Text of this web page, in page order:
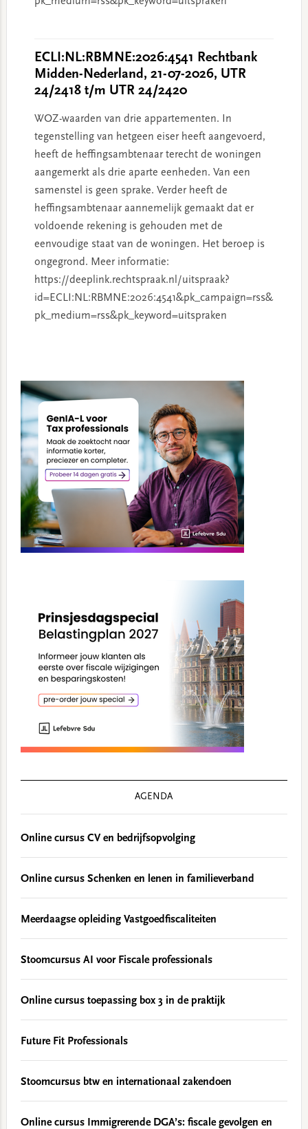
ECLI:NL:RBMNE:2026:4541 Rechtbank
Midden-Nederland, 21-07-2026, UTR
24/2418 t/m UTR 24/2420
WOZ-waarden van drie appartementen. In
tegenstelling van hetgeen eiser heeft aangevoerd,
heeft de heffingsambtenaar terecht de woningen
aangemerkt als drie aparte eenheden. Van een
samenstel is geen sprake. Verder heeft de
heffingsambtenaar aannemelijk gemaakt dat er
voldoende rekening is gehouden met de
eenvoudige staat van de woningen. Het beroep is
ongegrond. Meer informatie:
https://deeplink.rechtspraak.nl/uitspraak?
id=ECLI:NL:RBMNE:2026:4541&pk_campaign=rss&
pk_medium=rss&pk_keyword=uitspraken
Sidebar
AGENDA
Online cursus CV en bedrijfsopvolging
Online cursus Schenken en lenen in familieverband
Meerdaagse opleiding Vastgoedfiscaliteiten
Stoomcursus AI voor Fiscale professionals
Online cursus toepassing box 3 in de praktijk
Future Fit Professionals
Stoomcursus btw en internationaal zakendoen
Online cursus Immigrerende DGA’s: fiscale gevolgen en